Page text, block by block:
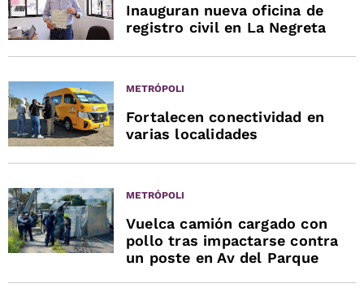
Inauguran nueva oficina de
registro civil en La Negreta
METRÓPOLI
Fortalecen conectividad en
varias localidades
METRÓPOLI
Vuelca camión cargado con
pollo tras impactarse contra
un poste en Av del Parque